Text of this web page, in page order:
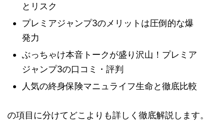
とリスク
プレミアジャンプ3のメリットは圧倒的な爆
発力
ぶっちゃけ本音トークが盛り沢山！プレミア
ジャンプ3の口コミ・評判
人気の終身保険マニュライフ生命と徹底比較
の項目に分けてどこよりも詳しく徹底解説します。